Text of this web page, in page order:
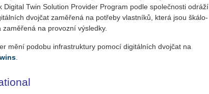
Twin So­lu­ti­on Pro­vi­der Pro­gram podle spo­leč­nos­ti od­rá­ží
dvoj­čat za­mě­ře­ná na po­tře­by vlast­ní­ků, která jsou šká­lo­
na pro­voz­ní vý­sled­ky.
mění po­do­bu in­fra­stru­k­tu­ry po­mo­cí di­gi­tál­ních dvoj­čat na